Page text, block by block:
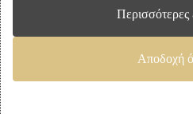
Περισσότερες
Αποδοχή